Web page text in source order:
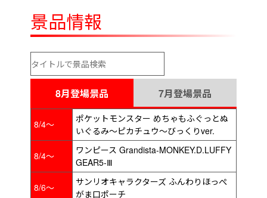
景品情報
8月登場景品 7月登場景品
8/4～
ポケットモンスター めちゃもふぐっとぬ
いぐるみ～ピカチュウ～びっくりver.
8/4～
ワンピース Grandista-MONKEY.D.LUFFY
GEAR5-Ⅲ
8/6～
サンリオキャラクターズ ふんわりほっぺ
がま口ポーチ